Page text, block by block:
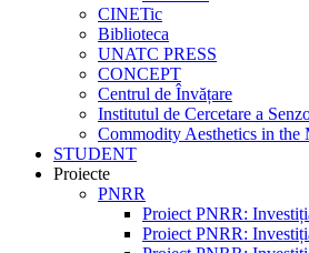
CINETic
Biblioteca
UNATC PRESS
CONCEPT
Centrul de Învățare
Institutul de Cercetare a
Commodity Aesthetics in the
STUDENT
Proiecte
PNRR
Proiect PNRR:
Proiect PNRR: